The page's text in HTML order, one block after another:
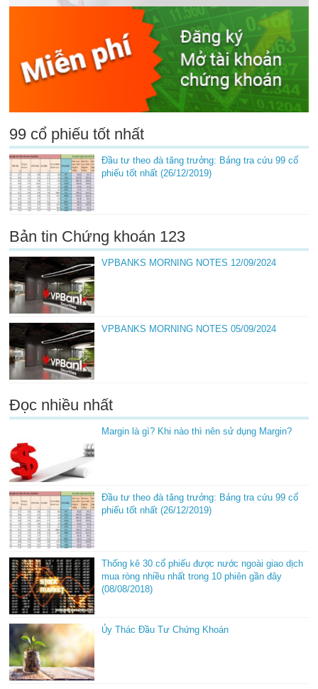
99 cổ phiếu tốt nhất
Đầu tư theo đà tăng trưởng: Bảng tra cứu 99 cổ
phiếu tốt nhất (26/12/2019)
Bản tin Chứng khoán 123
VPBANKS MORNING NOTES 12/09/2024
VPBANKS MORNING NOTES 05/09/2024
Đọc nhiều nhất
Margin là gì? Khi nào thì nên sử dụng Margin?
Đầu tư theo đà tăng trưởng: Bảng tra cứu 99 cổ
phiếu tốt nhất (26/12/2019)
Thống kê 30 cổ phiếu được nước ngoài giao dịch
mua ròng nhiều nhất trong 10 phiên gần đây
(08/08/2018)
Ủy Thác Đầu Tư Chứng Khoán